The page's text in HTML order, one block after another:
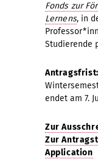
Fonds zur
Lernens, in
Studierende
Antragsfrist:
endet am 7.
Zur
Zur
Application